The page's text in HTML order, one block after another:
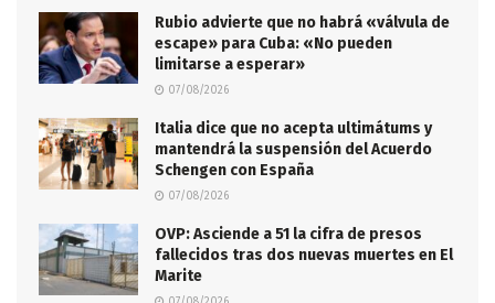
Rubio advierte que no habrá «válvula de
escape» para Cuba: «No pueden
limitarse a esperar»
07/08/2026
Italia dice que no acepta ultimátums y
mantendrá la suspensión del Acuerdo
Schengen con España
07/08/2026
OVP: Asciende a 51 la cifra de presos
fallecidos tras dos nuevas muertes en El
Marite